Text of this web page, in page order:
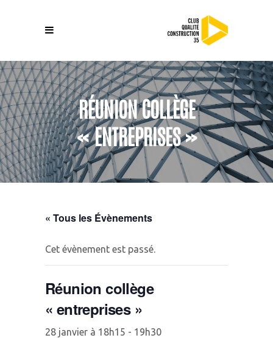
RÉUNION COLLÈGE
« ENTREPRISES »
« Tous les Évènements
Cet évènement est passé.
Réunion collège
« entreprises »
28 janvier à 18h15 - 19h30